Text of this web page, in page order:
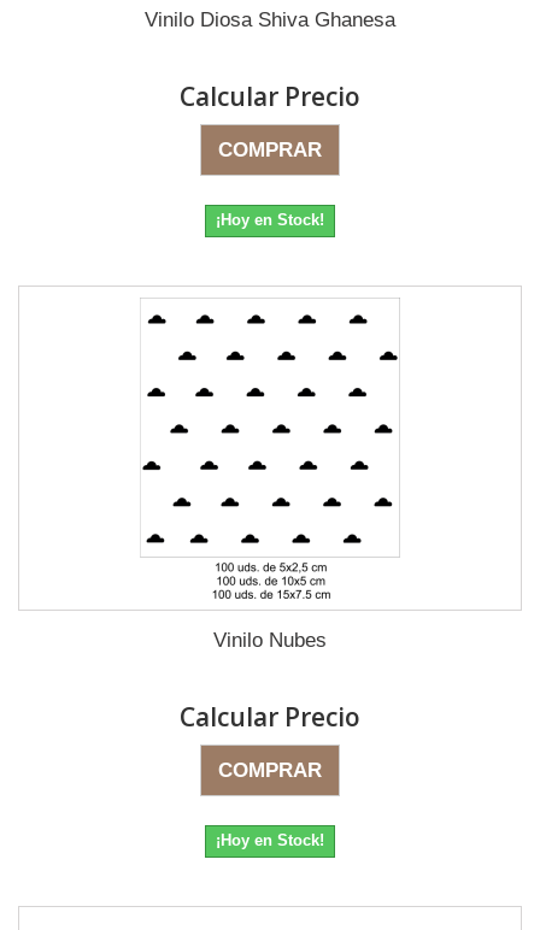
Vinilo Diosa Shiva Ghanesa
Calcular Precio
COMPRAR
¡Hoy en Stock!
Vinilo Nubes
Calcular Precio
COMPRAR
¡Hoy en Stock!